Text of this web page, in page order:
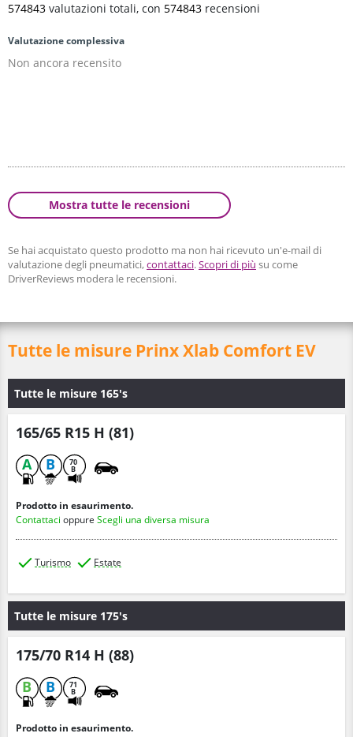
574843 valutazioni totali, con 574843 recensioni
Valutazione complessiva
Non ancora recensito
Mostra tutte le recensioni
Se hai acquistato questo prodotto ma non hai ricevuto un'e-mail di
valutazione degli pneumatici,contattaci.Scopri di più su come
DriverReviews modera le recensioni.
Tutte le misure Prinx Xlab Comfort EV
Tutte le misure 165's
165/65 R15 H (81)
A
B 70
B
Prodotto in esaurimento.
Contattaci oppure Scegli una diversa misura
Turismo Estate
Tutte le misure 175's
175/70 R14 H (88)
B
B 71
B
Prodotto in esaurimento.